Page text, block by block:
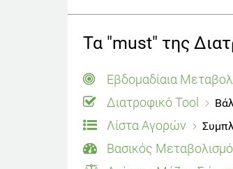
Τα "must" της
Εβδομαδίαια
Διατροφικό Tool
Λίστα Αγορών
Βασικός